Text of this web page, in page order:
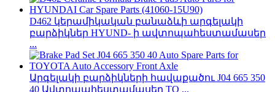
D462 կերամիկական բանաձևի արգելակի
բարձիկներ HYUND- ի ավտոպահեստամասեր
...
Արգելակի բարձիկների հավաքածու J04 665 350
40 Ավտոպահեստամասեր TO ...